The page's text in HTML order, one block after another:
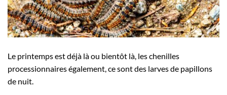
Le printemps est déjà là ou bientôt là, les chenilles
processionnaires également, ce sont des larves de papillons
de nuit.